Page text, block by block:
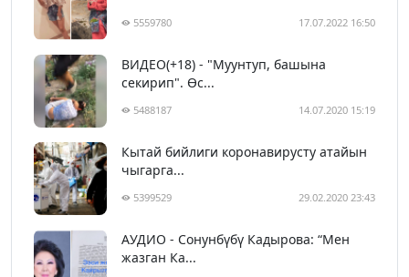
5559780 17.07.2022 16:50
ВИДЕО(+18) - "Муунтуп, башына
секирип". Өс...
5488187 14.07.2020 15:19
Кытай бийлиги коронавирусту атайын
чыгарга...
5399529 29.02.2020 23:43
АУДИО - Сонунбүбү Кадырова: “Мен
жазган Ка...